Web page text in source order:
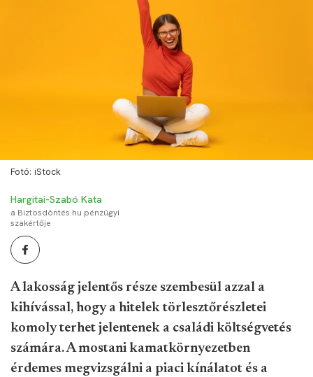
Fotó: iStock
Hargitai-Szabó Kata
a Biztosdöntés.hu pénzügyi
szakértője
A lakosság jelentős része szembesül azzal a
kihívással, hogy a hitelek törlesztőrészletei
komoly terhet jelentenek a családi költségvetés
számára. A mostani kamatkörnyezetben
érdemes megvizsgálni a piaci kínálatot és a